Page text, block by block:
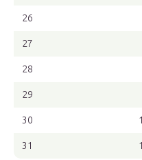
26
27
28
29
30
31